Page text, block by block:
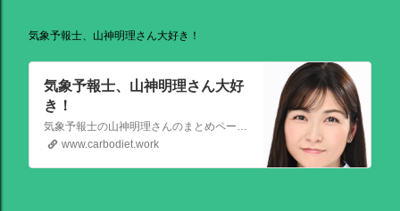
気象予報士、山神明理さん大好き！
気象予報士、山神明理さん大好
き！
気象予報士の山神明理さんのまとめページを作成しました。情報があればこれからも更新します。 #山上明理 さんではありません、#山神明理 さんです。 #山神さんロス #気象予報士 #防災士 #山上あかり #DayDay
www.carbodiet.work